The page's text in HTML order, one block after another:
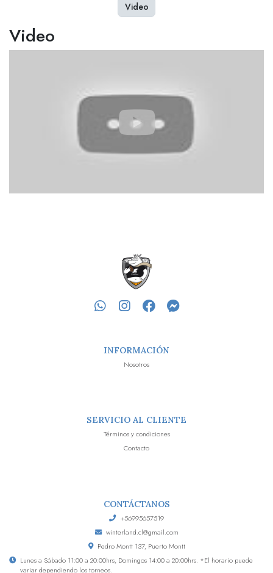
Video
Video
INFORMACIÓN
Nosotros
SERVICIO AL CLIENTE
Términos y condiciones
Contacto
CONTÁCTANOS
+56995657519
winterland.cl@gmail.com
Pedro Montt 137, Puerto Montt
Lunes a Sábado 11:00 a 20:00hrs, Domingos 14:00 a 20:00hrs. *El horario puede
variar dependiendo los torneos.